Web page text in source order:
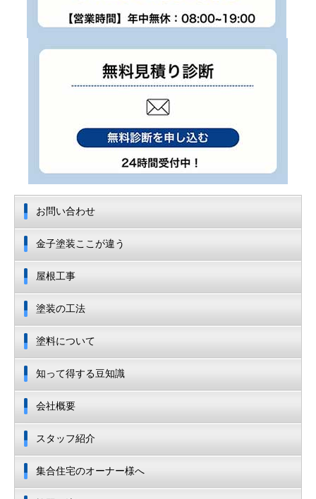
お問い合わせ
金子塗装ここが違う
屋根工事
塗装の工法
塗料について
知って得する豆知識
会社概要
スタッフ紹介
集合住宅のオーナー様へ